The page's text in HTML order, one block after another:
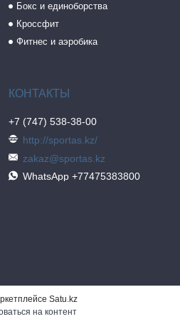
Бокс и единоборства
Кроссфит
Фитнес и аэробика
+7 (747) 538-38-00
http://sportas.kz/
zakaz@sportas.kz
WhatsApp +77475383800
Satu.kz
на контент